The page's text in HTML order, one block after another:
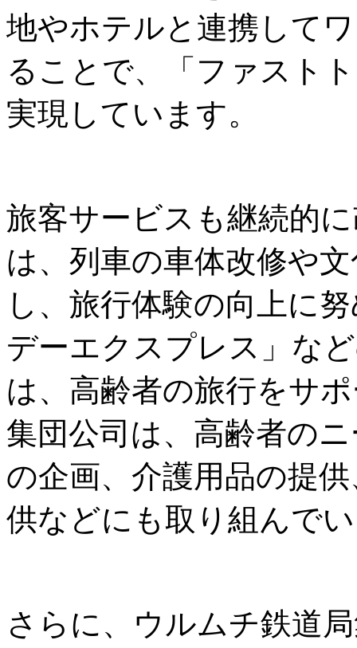
地やホテルと連携して
ることで、「ファスト
実現しています。
旅客サービスも継続的
は、列車の車体改修や
し、旅行体験の向上に
デーエクスプレス」な
は、高齢者の旅行をサ
集団公司は、高齢者の
の企画、介護用品の提
供などにも取り組んで
さらに、ウルムチ鉄道